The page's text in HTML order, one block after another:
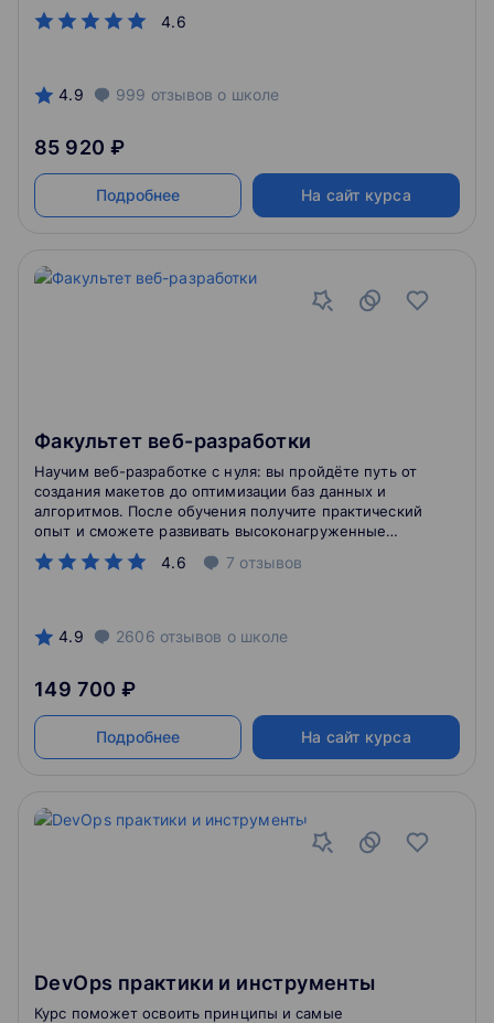
4.6
Sportmaster Lab
4.9 999 отзывов о школе
85 920 ₽
Подробнее На сайт курса
Факультет веб-разработки
4.6 7 отзывов
Научим веб-разработке с нуля: вы пройдёте путь от
создания макетов до оптимизации баз данных и
алгоритмов. После обучения получите практический
опыт и сможете развивать высоконагруженные
проекты.
4.9 2606 отзывов о школе
149 700 ₽
Подробнее На сайт курса
DevOps практики и инструменты
Курс поможет освоить принципы и самые